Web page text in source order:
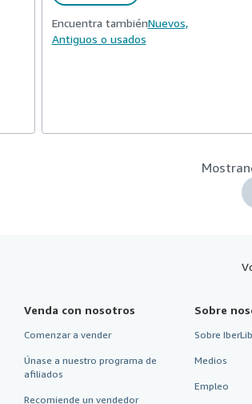
Encuentra tambiénNuevos,
Antiguos o usados
Venda con nosotros
Comenzar a vender
Únase a nuestro programa de
afiliados
Recomiende un vendedor
Sobre
Sobre
Medios
Empleo